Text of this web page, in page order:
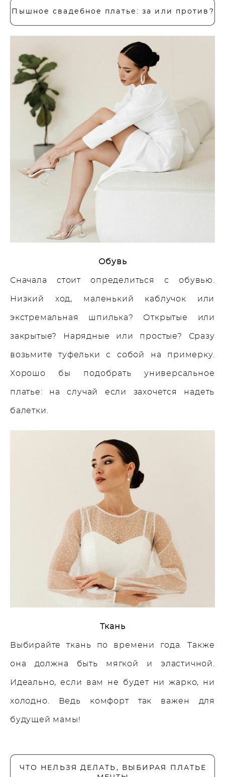
Пышное свадебное платье: за или против?
Обувь
Сначала стоит определиться с обувью.
Низкий ход, маленький каблучок или
экстремальная шпилька? Открытые или
закрытые? Нарядные или простые? Сразу
возьмите туфельки с собой на примерку.
Хорошо бы подобрать универсальное
платье: на случай если захочется надеть
балетки.
Ткань
Выбирайте ткань по времени года. Также
она должна быть мягкой и эластичной.
Идеально, если вам не будет ни жарко, ни
холодно. Ведь комфорт так важен для
будущей мамы!
ЧТО НЕЛЬЗЯ ДЕЛАТЬ, ВЫБИРАЯ ПЛАТЬЕ